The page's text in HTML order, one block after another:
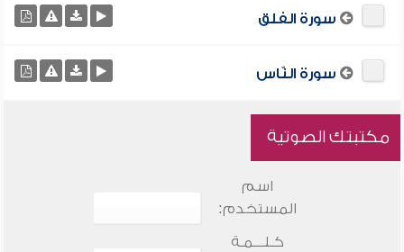
سورة الفلق
سورة النّاس
مكتبتك الصوتية
اسم
المستخدم:
كـلـــمـة